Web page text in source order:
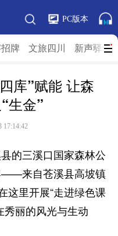
PC版本
牌 文旅四川 新声驿站
库”赋能 让森
生金”
17:14:42
的三溪口国家森林公
——来自苍溪县高坡镇
这里开展“走进绿色课
秀丽的风光与生动